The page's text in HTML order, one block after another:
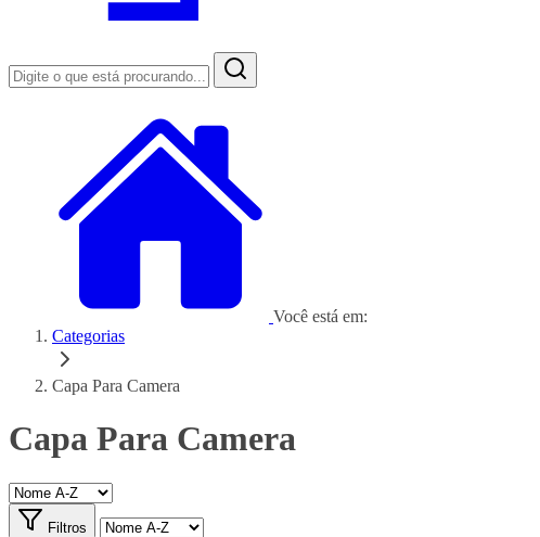
Você está em:
Categorias
Capa Para Camera
Capa Para Camera
Filtros